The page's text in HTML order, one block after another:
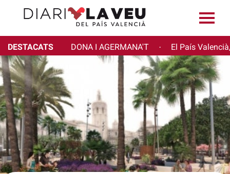
DESTACATS DONA I AGERMANA'T · El País